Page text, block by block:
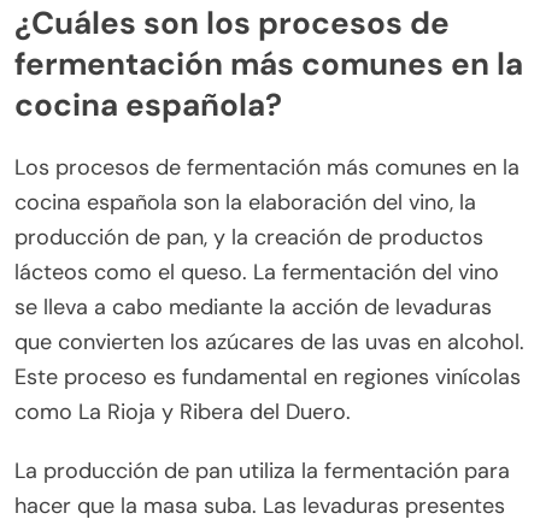
¿Cuáles son los procesos de
fermentación más comunes en la
cocina española?
Los procesos de fermentación más comunes en la
cocina española son la elaboración del vino, la
producción de pan, y la creación de productos
lácteos como el queso. La fermentación del vino
se lleva a cabo mediante la acción de levaduras
que convierten los azúcares de las uvas en alcohol.
Este proceso es fundamental en regiones vinícolas
como La Rioja y Ribera del Duero.
La producción de pan utiliza la fermentación para
hacer que la masa suba. Las levaduras presentes